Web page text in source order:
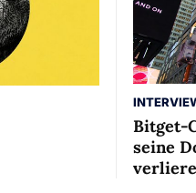
Bitget-
seine